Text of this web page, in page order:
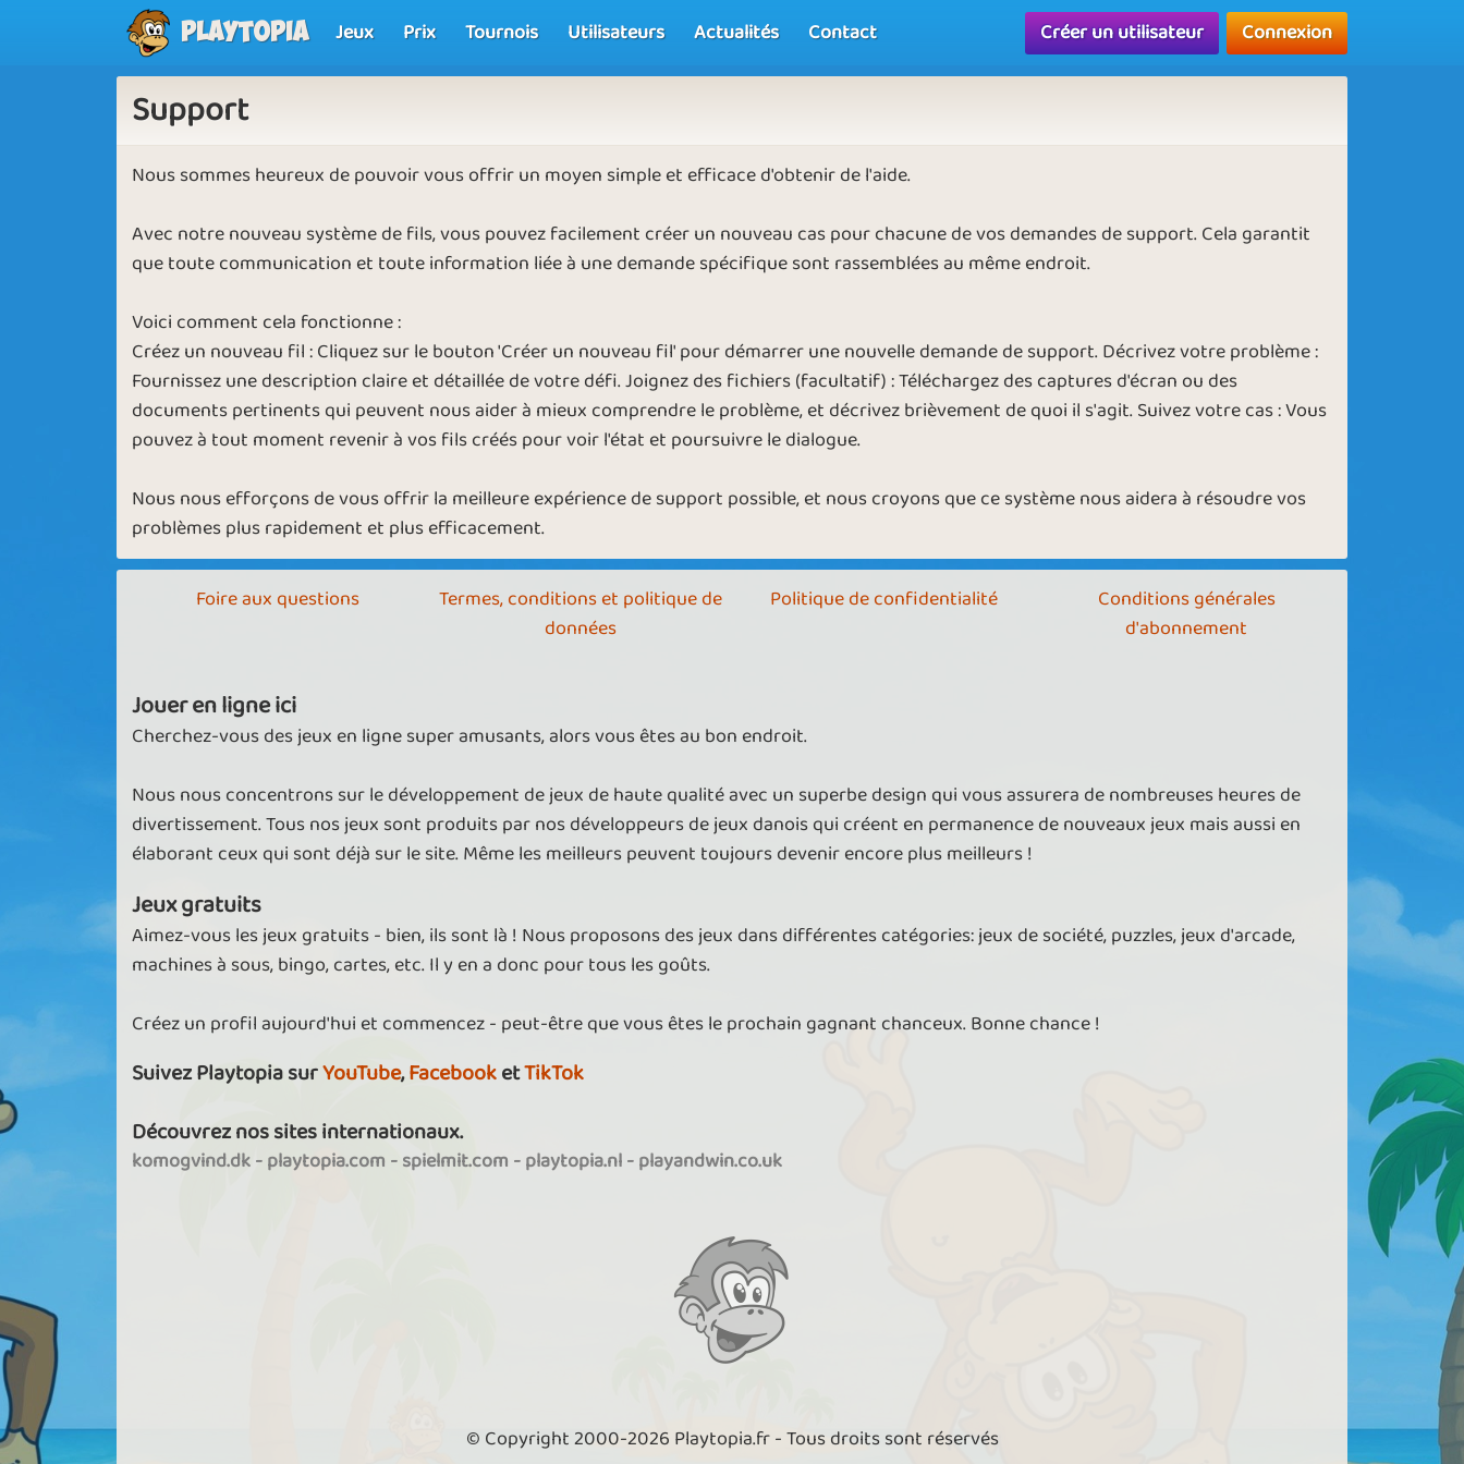
Playtopia Jeux Prix Tournois Utilisateurs Actualités Contact Créer un utilisateur Connexion
Support
Nous sommes heureux de pouvoir vous offrir un moyen simple et efficace d'obtenir de l'aide.
Avec notre nouveau système de fils, vous pouvez facilement créer un nouveau cas pour chacune de vos demandes de support. Cela garantit
que toute communication et toute information liée à une demande spécifique sont rassemblées au même endroit.
Voici comment cela fonctionne :
Créez un nouveau fil : Cliquez sur le bouton 'Créer un nouveau fil' pour démarrer une nouvelle demande de support. Décrivez votre problème :
Fournissez une description claire et détaillée de votre défi. Joignez des fichiers (facultatif) : Téléchargez des captures d'écran ou des
documents pertinents qui peuvent nous aider à mieux comprendre le problème, et décrivez brièvement de quoi il s'agit. Suivez votre cas : Vous
pouvez à tout moment revenir à vos fils créés pour voir l'état et poursuivre le dialogue.
Nous nous efforçons de vous offrir la meilleure expérience de support possible, et nous croyons que ce système nous aidera à résoudre vos
problèmes plus rapidement et plus efficacement.
Foire aux questions
Termes, conditions et politique de
données
Politique de confidentialité
Conditions générales
d'abonnement
Jouer en ligne ici
Cherchez-vous des jeux en ligne super amusants, alors vous êtes au bon endroit.
Nous nous concentrons sur le développement de jeux de haute qualité avec un superbe design qui vous assurera de nombreuses heures de
divertissement. Tous nos jeux sont produits par nos développeurs de jeux danois qui créent en permanence de nouveaux jeux mais aussi en
élaborant ceux qui sont déjà sur le site. Même les meilleurs peuvent toujours devenir encore plus meilleurs !
Jeux gratuits
Aimez-vous les jeux gratuits - bien, ils sont là ! Nous proposons des jeux dans différentes catégories: jeux de société, puzzles, jeux d'arcade,
machines à sous, bingo, cartes, etc. Il y en a donc pour tous les goûts.
Créez un profil aujourd'hui et commencez - peut-être que vous êtes le prochain gagnant chanceux. Bonne chance !
Suivez Playtopia surYouTube,FacebooketTikTok
Découvrez nos sites internationaux.
komogvind.dk-playtopia.com -spielmit.com -playtopia.nl-playandwin.co.uk
© Copyright 2000-2026 Playtopia.fr - Tous droits sont réservés